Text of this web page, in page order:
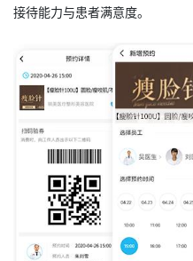
接待能力与患者满意度。